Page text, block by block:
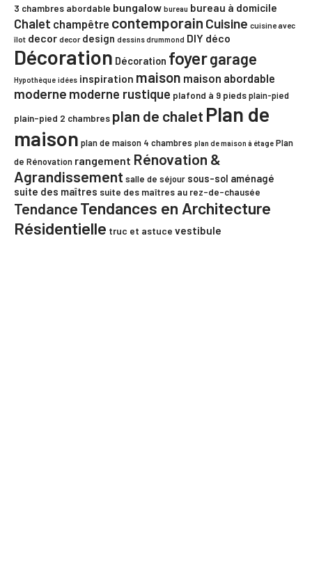
3 chambres abordable bungalow bureau bureau à domicile
Chalet champêtre contemporain Cuisine cuisine avec
îlot decor decor design dessins drummond DIY déco
Décoration Décoration foyergarage
Hypothèque idées inspiration maison maison abordable
moderne moderne rustique plafond à 9 piedsplain-pied
plain-pied 2 chambres plan de chalet Plan de
maison plan de maison 4 chambres plan de maison à étage Plan
de Rénovation rangement Rénovation &
Agrandissement salle de séjour sous-sol aménagé
suite des maîtres suite des maîtres au rez-de-chausée
Tendance Tendances en Architecture
Résidentielle truc et astuce vestibule